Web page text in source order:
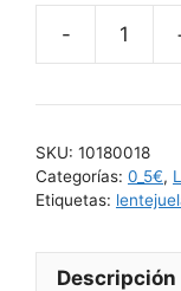
-
SKU: 10180018
Categorías: 0_5€,
Etiquetas:
Descripción